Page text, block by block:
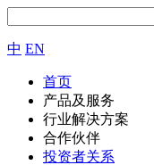
中 EN
首页
产品及服务
行业解决方案
合作伙伴
投资者关系